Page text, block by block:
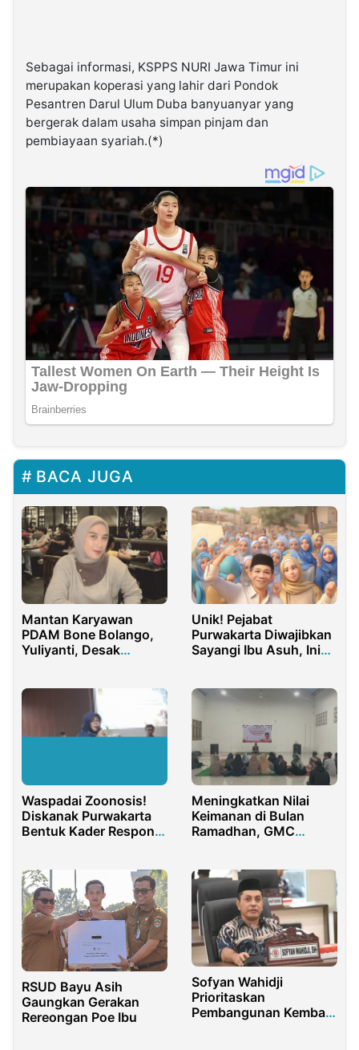
Sebagai informasi, KSPPS NURI Jawa Timur ini
merupakan koperasi yang lahir dari Pondok
Pesantren Darul Ulum Duba banyuanyar yang
bergerak dalam usaha simpan pinjam dan
pembiayaan syariah.(*)
BACA JUGA
Mantan Karyawan
PDAM Bone Bolango,
Yuliyanti, Desak
Nama di Bank
Unik! Pejabat
Purwakarta Diwajibkan
Sayangi Ibu Asuh, Ini
Waspadai Zoonosis!
Diskanak Purwakarta
Bentuk Kader Respons
Meningkatkan Nilai
Keimanan di Bulan
Ramadhan, GMC
RSUD Bayu Asih
Gaungkan Gerakan
Rereongan Poe Ibu
Sofyan Wahidji
Prioritaskan
Pembangunan Kembali